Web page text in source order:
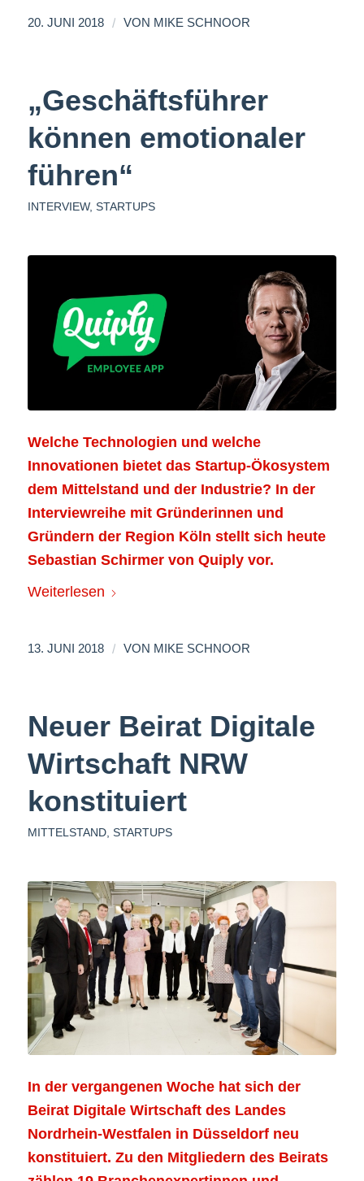
20. JUNI 2018 / VON MIKE SCHNOOR
„Geschäftsführer
können emotionaler
führen“
INTERVIEW, STARTUPS
Welche Technologien und welche
Innovationen bietet das Startup-Ökosystem
dem Mittelstand und der Industrie? In der
Interviewreihe mit Gründerinnen und
Gründern der Region Köln stellt sich heute
Sebastian Schirmer von Quiply vor.
Weiterlesen
13. JUNI 2018 / VON MIKE SCHNOOR
Neuer Beirat Digitale
Wirtschaft NRW
konstituiert
MITTELSTAND, STARTUPS
In der vergangenen Woche hat sich der
Beirat Digitale Wirtschaft des Landes
Nordrhein-Westfalen in Düsseldorf neu
konstituiert. Zu den Mitgliedern des Beirats